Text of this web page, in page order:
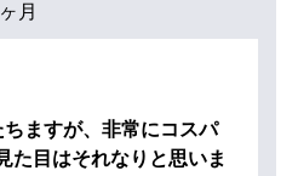
月
ますが、非常にコスパ
た目はそれなりと思いま